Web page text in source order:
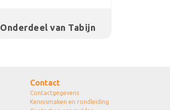
Onderdeel van Tabijn
Contact
Contactgegevens
Kennismaken en rondleiding